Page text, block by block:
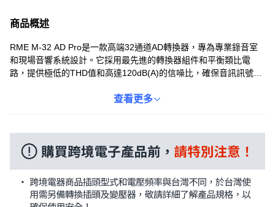
商品概述
RME M-32 AD Pro是一款高端32通道AD轉換器，專為專業錄音室
和現場音響系統設計。它採用最先進的轉換器組件和平衡類比電
路，提供極低的THD值和高達120dB(A)的信噪比，確保音訊訊號的
配備SteadyClock FS技術，有效抑制時脈抖動，提供穩定的音訊同
查看更多